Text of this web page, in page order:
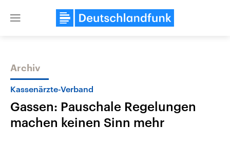
Close
Themen
Archiv
Kassenärzte-Verband
Gassen: Pauschale Regelungen
machen keinen Sinn mehr